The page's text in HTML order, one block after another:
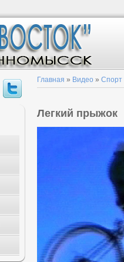
Главная » Видео » Спорт
Легкий прыжок